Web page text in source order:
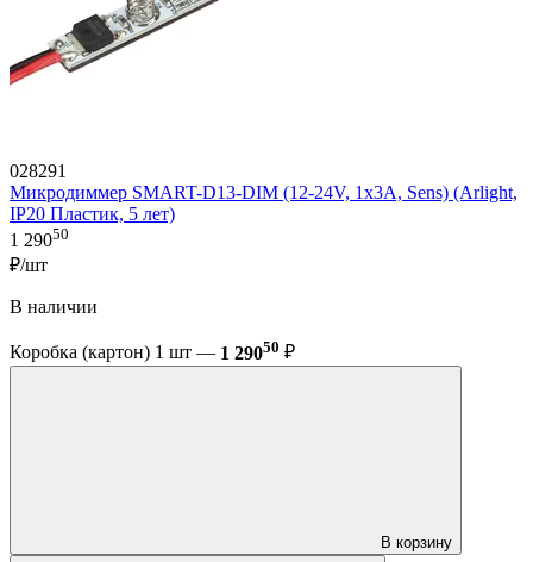
028291
Микродиммер SMART-D13-DIM (12-24V, 1x3A, Sens) (Arlight,
IP20 Пластик, 5 лет)
1 29050
₽/шт
В наличии
Коробка (картон) 1 шт — 1 29050 ₽
В корзину